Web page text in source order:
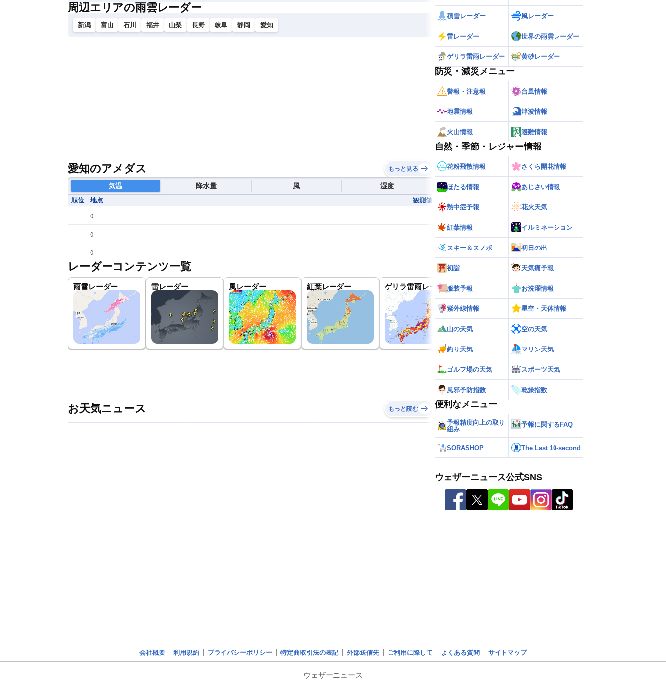
周辺エリアの雨雲レーダー
新潟 富山 石川 福井 山梨 長野 岐阜 静岡 愛知
愛知のアメダス もっと見る
気温 降水量 風 湿度
順位 地点 観測値
()
()
()
レーダーコンテンツ一覧
雨雪レーダー 雷レーダー 風レーダー 紅葉レーダー ゲリラ雷雨レーダー 世界の雨雲レーダー
お天気ニュース もっと読む
積雪レーダー 風レーダー
雷レーダー 世界の雨雲レーダー
ゲリラ雷雨レーダー 黄砂レーダー
防災・減災メニュー
警報・注意報 台風情報
地震情報 津波情報
火山情報 避難情報
自然・季節・レジャー情報
花粉飛散情報 さくら開花情報
ほたる情報 あじさい情報
熱中症予報 花火天気
紅葉情報 イルミネーション
スキー＆スノボ 初日の出
初詣 天気痛予報
服装予報 お洗濯情報
紫外線情報 星空・天体情報
山の天気 空の天気
釣り天気 マリン天気
ゴルフ場の天気 スポーツ天気
風邪予防指数 乾燥指数
便利なメニュー
予報精度向上の取り
組み
予報に関するFAQ
SORASHOP The Last 10-second
ウェザーニュース公式SNS
会社概要 利用規約 プライバシーポリシー 特定商取引法の表記 外部送信先 ご利用に際して よくある質問 サイトマップ
ウェザーニュース